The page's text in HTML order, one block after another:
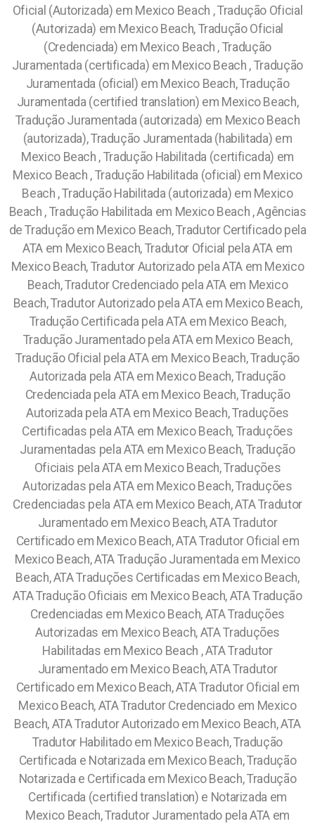
Oficial (Autorizada) em Mexico Beach , Tradução Oficial
(Autorizada) em Mexico Beach, Tradução Oficial
(Credenciada) em Mexico Beach , Tradução
Juramentada (certificada) em Mexico Beach , Tradução
Juramentada (oficial) em Mexico Beach, Tradução
Juramentada (certified translation) em Mexico Beach,
Tradução Juramentada (autorizada) em Mexico Beach
(autorizada), Tradução Juramentada (habilitada) em
Mexico Beach , Tradução Habilitada (certificada) em
Mexico Beach , Tradução Habilitada (oficial) em Mexico
Beach , Tradução Habilitada (autorizada) em Mexico
Beach , Tradução Habilitada em Mexico Beach , Agências
de Tradução em Mexico Beach, Tradutor Certificado pela
ATA em Mexico Beach, Tradutor Oficial pela ATA em
Mexico Beach, Tradutor Autorizado pela ATA em Mexico
Beach, Tradutor Credenciado pela ATA em Mexico
Beach, Tradutor Autorizado pela ATA em Mexico Beach,
Tradução Certificada pela ATA em Mexico Beach,
Tradução Juramentado pela ATA em Mexico Beach,
Tradução Oficial pela ATA em Mexico Beach, Tradução
Autorizada pela ATA em Mexico Beach, Tradução
Credenciada pela ATA em Mexico Beach, Tradução
Autorizada pela ATA em Mexico Beach, Traduções
Certificadas pela ATA em Mexico Beach, Traduções
Juramentadas pela ATA em Mexico Beach, Tradução
Oficiais pela ATA em Mexico Beach, Traduções
Autorizadas pela ATA em Mexico Beach, Traduções
Credenciadas pela ATA em Mexico Beach, ATA Tradutor
Juramentado em Mexico Beach, ATA Tradutor
Certificado em Mexico Beach, ATA Tradutor Oficial em
Mexico Beach, ATA Tradução Juramentada em Mexico
Beach, ATA Traduções Certificadas em Mexico Beach,
ATA Tradução Oficiais em Mexico Beach, ATA Tradução
Credenciadas em Mexico Beach, ATA Traduções
Autorizadas em Mexico Beach, ATA Traduções
Habilitadas em Mexico Beach , ATA Tradutor
Juramentado em Mexico Beach, ATA Tradutor
Certificado em Mexico Beach, ATA Tradutor Oficial em
Mexico Beach, ATA Tradutor Credenciado em Mexico
Beach, ATA Tradutor Autorizado em Mexico Beach, ATA
Tradutor Habilitado em Mexico Beach, Tradução
Certificada e Notarizada em Mexico Beach, Tradução
Notarizada e Certificada em Mexico Beach, Tradução
Certificada (certified translation) e Notarizada em
Mexico Beach, Tradutor Juramentado pela ATA em